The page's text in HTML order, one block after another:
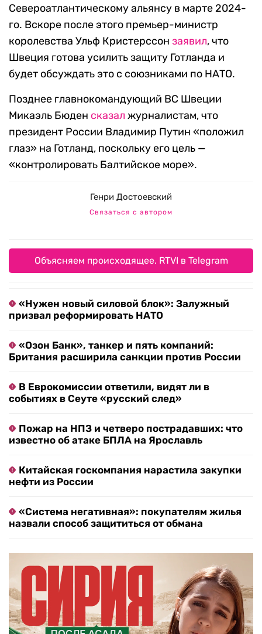
Североатлантическому альянсу в марте 2024-
го. Вскоре после этого премьер-министр
королевства Ульф Кристерссон заявил, что
Швеция готова усилить защиту Готланда и
будет обсуждать это с союзниками по НАТО.
Позднее главнокомандующий ВС Швеции
Микаэль Бюден сказал журналистам, что
президент России Владимир Путин «положил
глаз» на Готланд, поскольку его цель —
«контролировать Балтийское море».
Генри Достоевский
Связаться с автором
Объясняем происходящее. RTVI в Telegram
«Нужен новый силовой блок»: Залужный
призвал реформировать НАТО
«Озон Банк», танкер и пять компаний:
Британия расширила санкции против России
В Еврокомиссии ответили, видят ли в
событиях в Сеуте «русский след»
Пожар на НПЗ и четверо пострадавших: что
известно об атаке БПЛА на Ярославль
Китайская госкомпания нарастила закупки
нефти из России
«Система негативная»: покупателям жилья
назвали способ защититься от обмана